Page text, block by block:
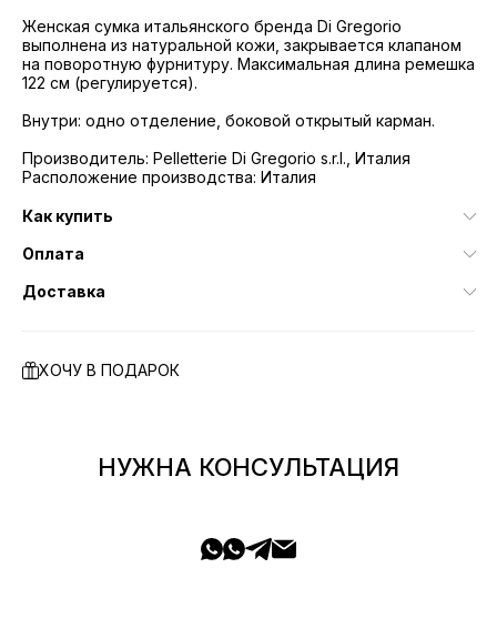
Женская сумка итальянского бренда Di Gregorio
выполнена из натуральной кожи, закрывается клапаном
на поворотную фурнитуру. Максимальная длина ремешка
122 см (регулируется).
Внутри: одно отделение, боковой открытый карман.
Производитель: Pelletterie Di Gregorio s.r.l., Италия
Расположение производства: Италия
Как купить
Оплата
Доставка
ХОЧУ В ПОДАРОК
НУЖНА КОНСУЛЬТАЦИЯ